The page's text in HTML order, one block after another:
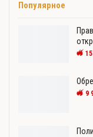
Популярное
9